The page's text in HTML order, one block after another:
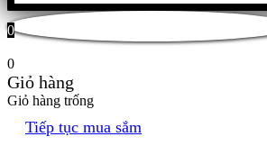
0
0
Giỏ hàng
Giỏ hàng trống
Tiếp tục mua sắm